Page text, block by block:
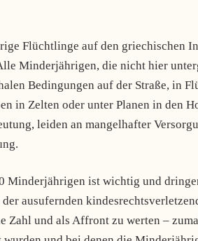
Flüchtlinge auf den griechischen
Minderjährigen, die nicht hier
Bedingungen auf der Straße, in
in Zelten oder unter Planen in den
leiden an mangelhafter
Minderjährigen ist wichtig und
ausufernden
Zahl und als Affront zu werten –